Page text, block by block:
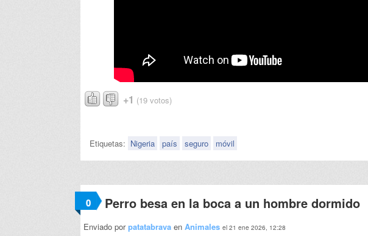
+1 (19 votos)
Etiquetas: Nigeria país seguro móvil
0 Perro besa en la boca a un hombre dormido
Enviado porpatatabrava en Animales el 21 ene 2026, 12:28